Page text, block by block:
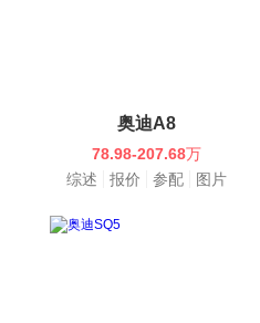
奥迪A8
78.98-207.68万
综述
报价 参配 图片